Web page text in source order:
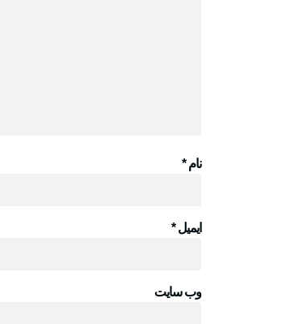
نام*
ایمیل*
وب‌ سایت